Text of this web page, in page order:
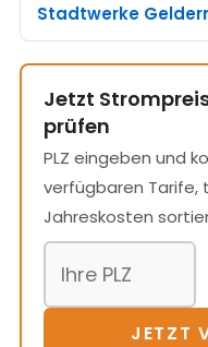
Stadtwerke
Jetzt
prüfen
PLZ eingeben und
verfügbaren Tarife,
Jahreskosten
JETZT